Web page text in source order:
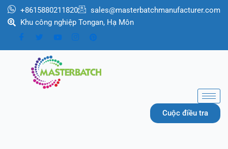
+8615880211820
sales@masterbatchmanufacturer.com
Khu công nghiệp Tongan, Hạ Môn
Cuộc điều tra